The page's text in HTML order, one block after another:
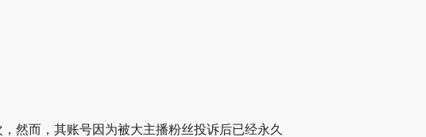
而，其账号因为被大主播粉丝投诉后已经永久